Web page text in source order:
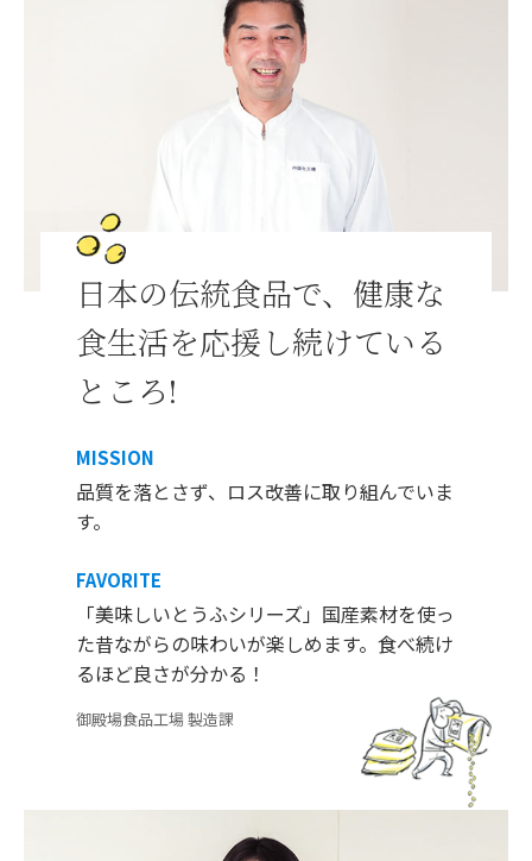
日本の伝統食品で、健康な
食生活を応援し続けている
ところ!
MISSION
品質を落とさず、ロス改善に取り組んでいま
す。
FAVORITE
「美味しいとうふシリーズ」国産素材を使っ
た昔ながらの味わいが楽しめます。食べ続け
るほど良さが分かる！
御殿場食品工場 製造課